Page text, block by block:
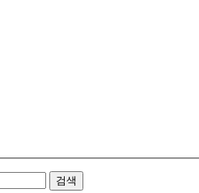
검색